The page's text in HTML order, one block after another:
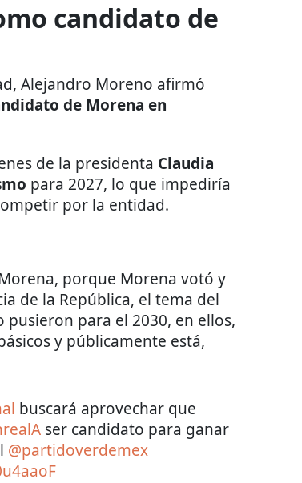
candidato de
Alejandro Moreno afirmó
de Morena en
de la presidenta Claudia
para 2027, lo que impediría
por la entidad.
porque Morena votó y
de la República, el tema del
para el 2030, en ellos,
y públicamente está,
buscará aprovechar que
ser candidato para ganar
@partidoverdemex